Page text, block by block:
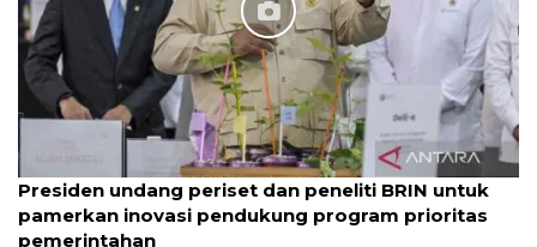
Presiden undang periset dan peneliti BRIN untuk
pamerkan inovasi pendukung program prioritas
pemerintahan